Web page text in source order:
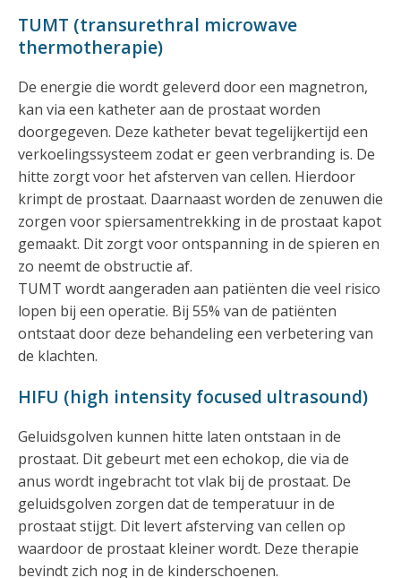
TUMT (transurethral microwave
thermotherapie)
De energie die wordt geleverd door een magnetron,
kan via een katheter aan de prostaat worden
doorgegeven. Deze katheter bevat tegelijkertijd een
verkoelingssysteem zodat er geen verbranding is. De
hitte zorgt voor het afsterven van cellen. Hierdoor
krimpt de prostaat. Daarnaast worden de zenuwen die
zorgen voor spiersamentrekking in de prostaat kapot
gemaakt. Dit zorgt voor ontspanning in de spieren en
zo neemt de obstructie af.
TUMT wordt aangeraden aan patiënten die veel risico
lopen bij een operatie. Bij 55% van de patiënten
ontstaat door deze behandeling een verbetering van
de klachten.
HIFU (high intensity focused ultrasound)
Geluidsgolven kunnen hitte laten ontstaan in de
prostaat. Dit gebeurt met een echokop, die via de
anus wordt ingebracht tot vlak bij de prostaat. De
geluidsgolven zorgen dat de temperatuur in de
prostaat stijgt. Dit levert afsterving van cellen op
waardoor de prostaat kleiner wordt. Deze therapie
bevindt zich nog in de kinderschoenen.